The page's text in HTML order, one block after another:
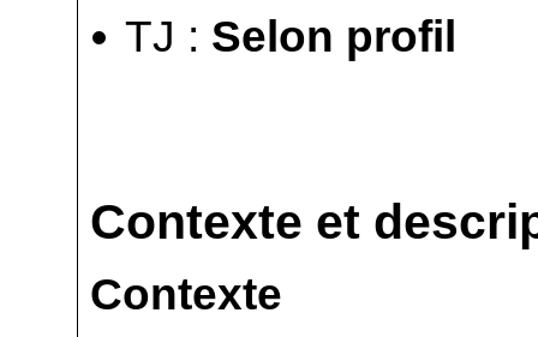
TJ : Selon profil
Contexte et
Contexte